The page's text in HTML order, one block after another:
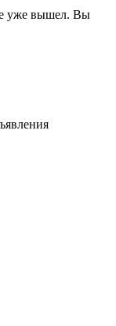
уже вышел. Вы